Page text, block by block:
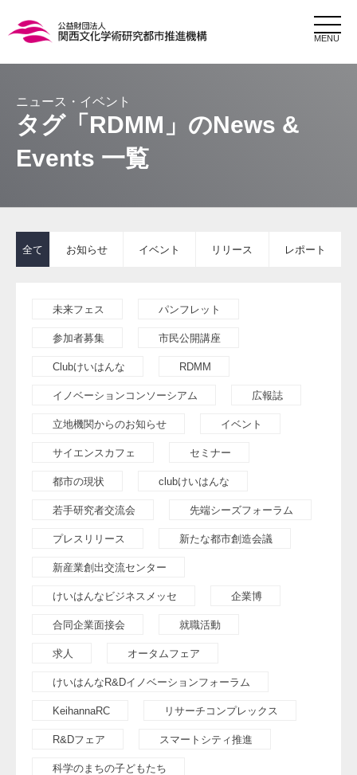
MENU
タグ「RDMM」のNews &
Events 一覧
全て お知らせ イベント リリース レポート
未来フェス パンフレット
参加者募集 市民公開講座
Clubけいはんな RDMM
イノベーションコンソーシアム 広報誌
立地機関からのお知らせ イベント
サイエンスカフェ セミナー
都市の現状 clubけいはんな
若手研究者交流会 先端シーズフォーラム
プレスリリース 新たな都市創造会議
新産業創出交流センター
けいはんなビジネスメッセ 企業博
合同企業面接会 就職活動
求人 オータムフェア
けいはんなR&Dイノベーションフォーラム
KeihannaRC リサーチコンプレックス
R&Dフェア スマートシティ推進
科学のまちの子どもたち